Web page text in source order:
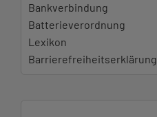
Bankverbindung
Batterieverordnung
Lexikon
Barrierefreiheitserklärung